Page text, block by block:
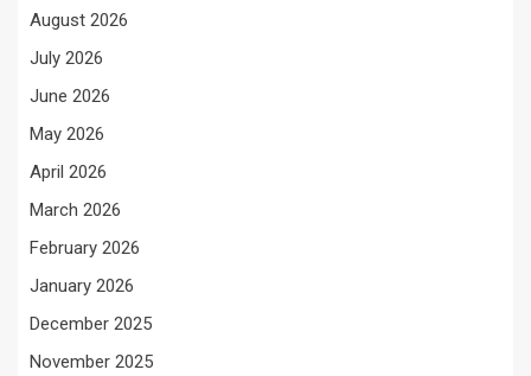
August 2026
July 2026
June 2026
May 2026
April 2026
March 2026
February 2026
January 2026
December 2025
November 2025